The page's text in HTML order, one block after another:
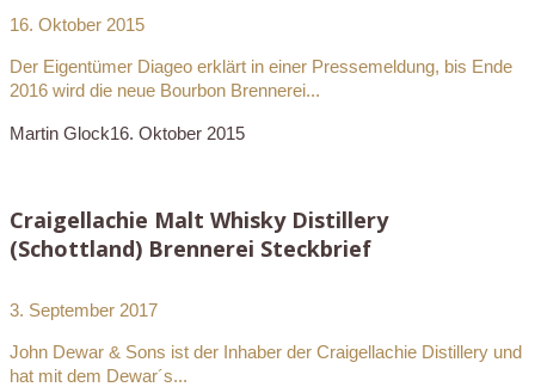
16. Oktober 2015
Der Eigentümer Diageo erklärt in einer Pressemeldung, bis Ende
2016 wird die neue Bourbon Brennerei...
Martin Glock16. Oktober 2015
Craigellachie Malt Whisky Distillery
(Schottland) Brennerei Steckbrief
3. September 2017
John Dewar & Sons ist der Inhaber der Craigellachie Distillery und
hat mit dem Dewar´s...